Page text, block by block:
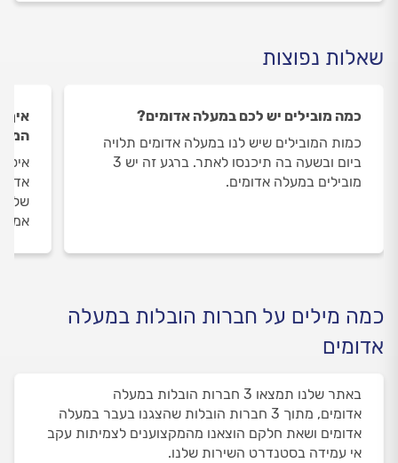
שאלות נפוצות
כמה מובילים יש לכם במעלה אדומים?
כמות המובילים שיש לנו במעלה אדומים תלויה
ביום ובשעה בה תיכנסו לאתר. ברגע זה יש 3
מובילים במעלה אדומים.
איך
כמה מילים על חברות הובלות במעלה
אדומים
באתר שלנו תמצאו 3 חברות הובלות במעלה
אדומים, מתוך 3 חברות הובלות שהצגנו בעבר במעלה
אדומים ושאת חלקם הוצאנו מהמקצוענים לצמיתות עקב
אי עמידה בסטנדרט השירות שלנו.